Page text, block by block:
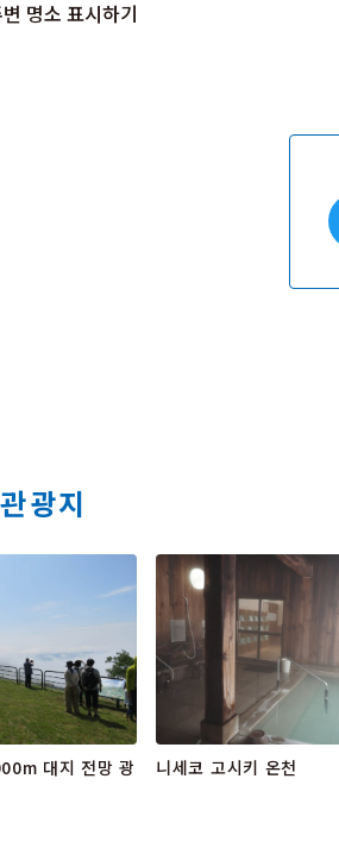
명소 표시하기
광지
대지 전망 광
니세코 고시키 온천